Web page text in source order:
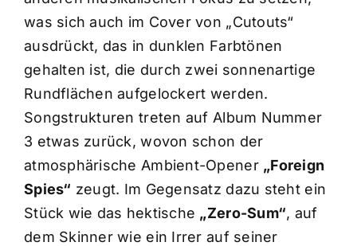
was sich auch im Cover von „Cutouts“
ausdrückt, das in dunklen Farbtönen
gehalten ist, die durch zwei sonnenartige
Rundflächen aufgelockert werden.
Songstrukturen treten auf Album Nummer
3 etwas zurück, wovon schon der
atmosphärische Ambient-Opener „Foreign
Spies“ zeugt. Im Gegensatz dazu steht ein
Stück wie das hektische „Zero-Sum“, auf
dem Skinner wie ein Irrer auf seiner